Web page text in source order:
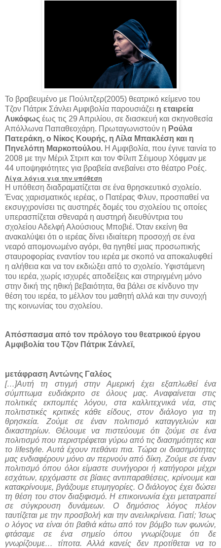
Το βραβευμένο με Πούλιτζερ(2005) θεατρικό κείμενο του
Τζον Πάτρικ Σάνλει Αμφιβολία παρουσιάζει η εταιρεία
Λυκόφως έως τις 29 Απριλίου, σε διασκευή και σκηνοθεσία
Απόλλωνα Παπαθεοχάρη. Πρωταγωνιστούν η Ρούλα
Πατεράκη, ο Νίκος Κουρής, η Λίλα Μπακλέση και η
Πηνελόπη Μαρκοπούλου. Η Αμφιβολία, που έγινε ταινία το
2008 με την Μέριλ Στριπ και τον Φίλιπ Σέιμουρ Χόφμαν με
44 υποψηφιότητες για βραβεία ανεβαίνει στο θέατρο Ροές.
Λίγα λόγια για την υπόθεση
Η υπόθεση διαδραματίζεται σε ένα θρησκευτικό σχολείο.
Ένας χαρισματικός ιερέας, ο Πατέρας Φλυν, προσπαθεί να
εκσυγχρονίσει τις αυστηρές δομές του σχολείου τις οποίες
υπερασπίζεται σθεναρά η αυστηρή διευθύντρια του
σχολείου Αδελφή Αλούσιους Μποβιέ. Όταν εκείνη θα
ανακαλύψει ότι ο ιερέας δίνει ιδιαίτερη προσοχή σε ένα
νεαρό απομονωμένο αγόρι, θα ηγηθεί μιας προσωπικής
σταυροφορίας εναντίον του ιερέα με σκοπό να αποκαλυφθεί
η αλήθεια και να τον εκδιώξει από το σχολείο. Υφιστάμενη
του ιερέα, χωρίς ισχυρές αποδείξεις και στηριγμένη μόνο
στην δική της ηθική βεβαιότητα, θα βάλει σε κίνδυνο την
θέση του ιερέα, το μέλλον του μαθητή αλλά και την συνοχή
της κοινωνίας του σχολείου.
Απόσπασμα από τον πρόλογο του θεατρικού έργου
Αμφιβολία του Τζον Πάτρικ Σάνλεϊ,
μετάφραση Αντώνης Γαλέος
[…]Αυτή τη στιγμή στην Αμερική έχει εξαπλωθεί ένα
σύμπτωμα ευδιάκριτο σε όλους μας. Αναφαίνεται στις
πολιτικές εκπομπές λόγου, στα καλλιτεχνικά νέα, στις
πολιτιστικές κριτικές κάθε είδους, στον διάλογο για τη
θρησκεία. Ζούμε σε έναν πολιτισμό καταγγελιών και
δικαστηρίων. Θέλουμε να πιστεύουμε ότι ζούμε σε ένα
πολιτισμό που περιστρέφεται γύρω από τις διασημότητες και
το lifestyle. Αυτά έχουν πεθάνει πια. Τώρα οι διασημότητες
μας ενδιαφέρουν μόνο αν περνούν από δίκη. Ζούμε σε έναν
πολιτισμό όπου όλοι είμαστε συνήγοροι ή κατήγοροι μέχρι
εσχάτων, ερχόμαστε σε βίαιες αντιπαραθέσεις, κρίνουμε και
κατακρίνουμε, βγάζουμε ετυμηγορίες. Ο διάλογος έχει δώσει
τη θέση του στον διαξιφισμό. Η επικοινωνία έχει μετατραπεί
σε σύγκρουση δυνάμεων. Ο δημόσιος λόγος πλέον
ταυτίζεται με την προσβολή και την ανειλικρίνεια. Γιατί; Ίσως
ο λόγος να είναι ότι βαθιά κάτω από τον βόμβο των φωνών,
φτάσαμε σε ένα σημείο όπου γνωρίζουμε ότι δε
γνωρίζουμε… τίποτα. Αλλά κανείς δεν προτίθεται να το